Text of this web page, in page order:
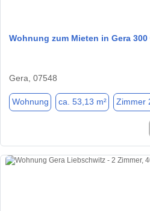
Wohnung zum Mieten in Gera 300
Gera, 07548
Wohnung ca. 53,13 m² Zimmer